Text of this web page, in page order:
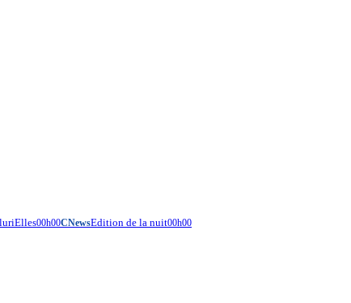
00h00CNewsEdition de la nuit00h00